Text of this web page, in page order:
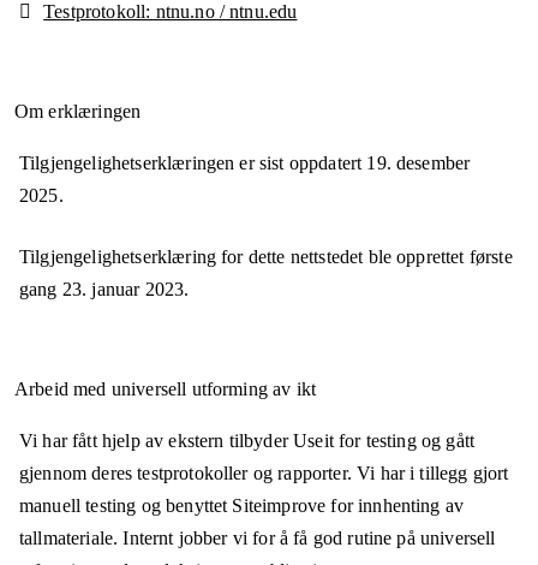
Testprotokoll: ntnu.no / ntnu.edu
Om erklæringen
Tilgjengelighetserklæringen er sist oppdatert 19. desember
2025.
Tilgjengelighetserklæring for dette nettstedet ble opprettet første
gang 23. januar 2023.
Arbeid med universell utforming av ikt
Vi har fått hjelp av ekstern tilbyder Useit for testing og gått
gjennom deres testprotokoller og rapporter. Vi har i tillegg gjort
manuell testing og benyttet Siteimprove for innhenting av
tallmateriale. Internt jobber vi for å få god rutine på universell